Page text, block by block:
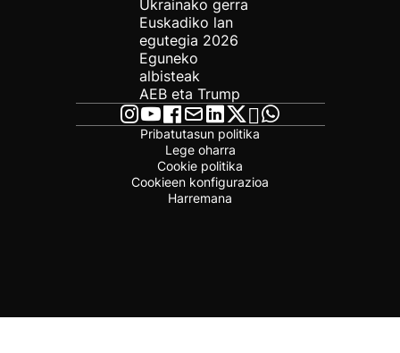
Ukrainako gerra
Euskadiko lan
egutegia 2026
Eguneko
albisteak
AEB eta Trump
Pribatutasun politika
Lege oharra
Cookie politika
Cookieen konfigurazioa
Harremana